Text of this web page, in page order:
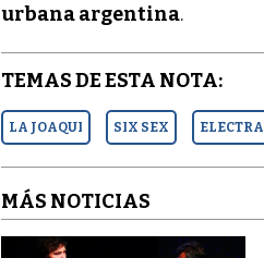
urbana argentina.
TEMAS DE ESTA NOTA:
LA JOAQUI SIX SEX ELECTRA
MÁS NOTICIAS